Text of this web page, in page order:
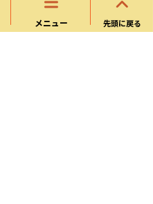
メニュー 先頭に戻る